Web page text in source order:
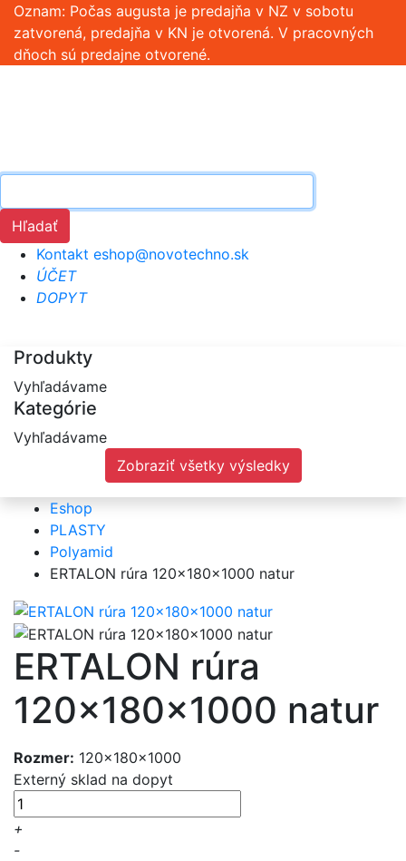
Oznam: Počas augusta je predajňa v NZ v sobotu
zatvorená, predajňa v KN je otvorená. V pracovných
dňoch sú predajne otvorené.
Hľadať
Kontakt eshop@novotechno.sk
ÚČET
DOPYT
Produkty
Vyhľadávame
Kategórie
Vyhľadávame
Zobraziť všetky výsledky
Eshop
PLASTY
Polyamid
ERTALON rúra 120x180x1000 natur
ERTALON rúra
120x180x1000 natur
Rozmer: 120x180x1000
Externý sklad na dopyt
+
-